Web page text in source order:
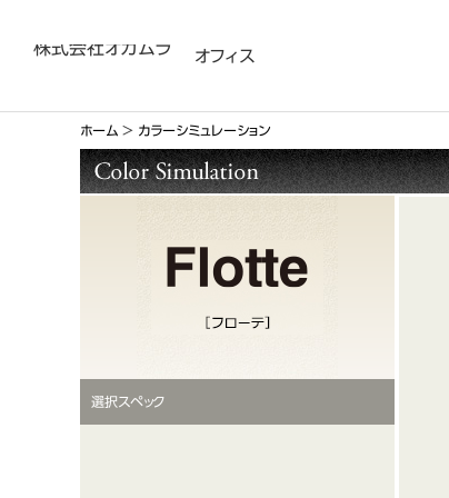
株式会社オカムラ オフィス
ホーム ＞ カラーシミュレーション
選択スペック